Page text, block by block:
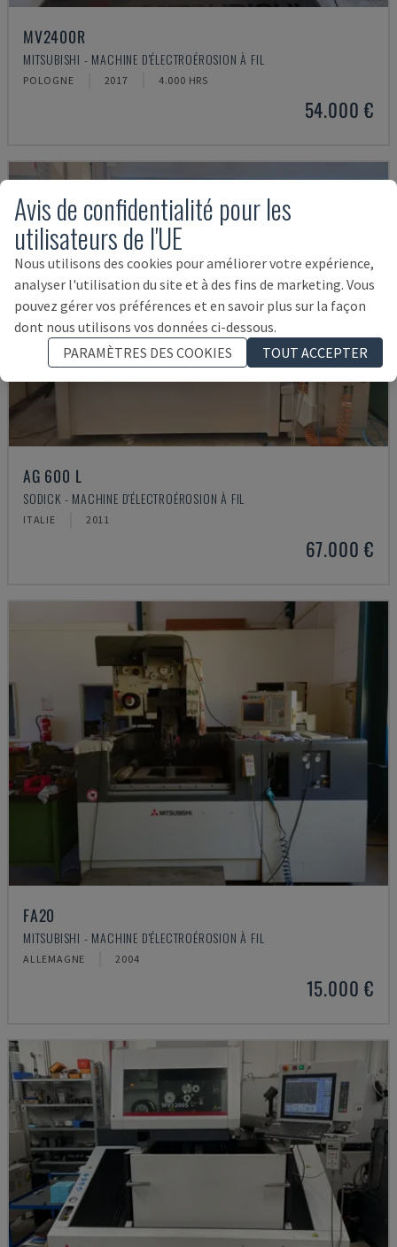
MV2400R
MITSUBISHI - MACHINE D'ÉLECTROÉROSION À FIL
POLOGNE 2017 4.000 HRS
54.000 €
AG 600 L
SODICK - MACHINE D'ÉLECTROÉROSION À FIL
ITALIE 2011
67.000 €
FA20
MITSUBISHI - MACHINE D'ÉLECTROÉROSION À FIL
ALLEMAGNE 2004
15.000 €
Avis de confidentialité pour les
utilisateurs de l'UE
Nous utilisons des cookies pour améliorer votre expérience,
analyser l'utilisation du site et à des fins de marketing. Vous
pouvez gérer vos préférences et en savoir plus sur la façon
dont nous utilisons vos données ci-dessous.
PARAMÈTRES DES COOKIES
TOUT ACCEPTER